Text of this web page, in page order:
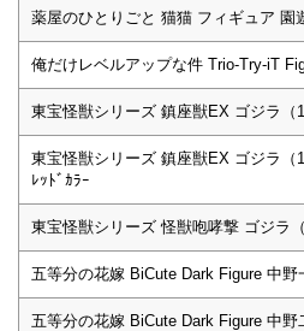
薬屋のひとりごと 猫猫 フィギュア 園
俺だけレベルアップな件 Trio-Try-iT
東宝怪獣シリーズ 鎮座獣EX ゴジラ（
東宝怪獣シリーズ 鎮座獣EX ゴジラ（
ﾚｯﾄﾞｶﾗｰ
東宝怪獣シリーズ 怪獣咆哮撃 ゴジラ（
五等分の花嫁 BiCute Dark Figure 中野
五等分の花嫁 BiCute Dark Figure 中野